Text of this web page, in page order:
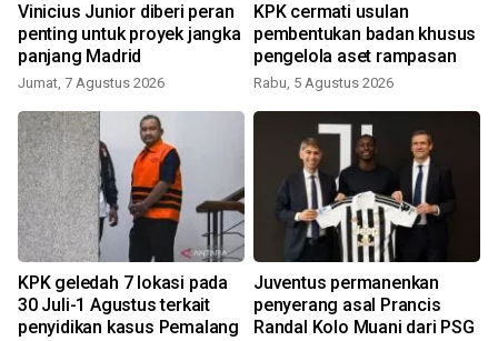
Vinicius Junior diberi peran
penting untuk proyek jangka
panjang Madrid
Jumat, 7 Agustus 2026
KPK cermati usulan
pembentukan badan khusus
pengelola aset rampasan
Rabu, 5 Agustus 2026
KPK geledah 7 lokasi pada
30 Juli-1 Agustus terkait
penyidikan kasus Pemalang
Juventus permanenkan
penyerang asal Prancis
Randal Kolo Muani dari PSG